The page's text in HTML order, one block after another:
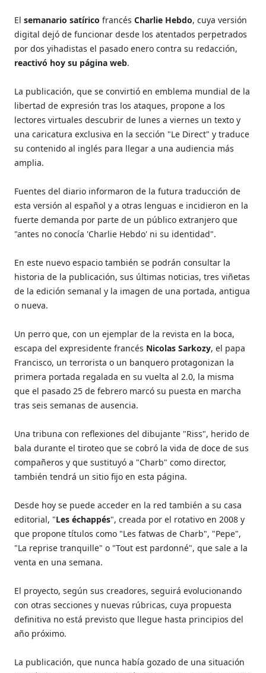
El semanario satíricofrancésCharlie Hebdo, cuya versión
digital dejó de funcionar desde los atentados perpetrados
por dos yihadistas el pasado enero contra su redacción,
reactivó hoy su página web.
La publicación, que se convirtió en emblema mundial de la
libertad de expresión tras los ataques, propone a los
lectores virtuales descubrir de lunes a viernes un texto y
una caricatura exclusiva en la sección "Le Direct" y traduce
su contenido al inglés para llegar a una audiencia más
amplia.
Fuentes del diario informaron de la futura traducción de
esta versión al español y a otras lenguas e incidieron en la
fuerte demanda por parte de un público extranjero que
"antes no conocía 'Charlie Hebdo' ni su identidad".
En este nuevo espacio también se podrán consultar la
historia de la publicación, sus últimas noticias, tres viñetas
de la edición semanal y la imagen de una portada, antigua
o nueva.
Un perro que, con un ejemplar de la revista en la boca,
escapa del expresidente francés Nicolas Sarkozy, el papa
Francisco, un terrorista o un banquero protagonizan la
primera portada regalada en su vuelta al 2.0, la misma
que el pasado 25 de febrero marcó su puesta en marcha
tras seis semanas de ausencia.
Una tribuna con reflexiones del dibujante "Riss", herido de
bala durante el tiroteo que se cobró la vida de doce de sus
compañeros y que sustituyó a "Charb" como director,
también tendrá un sitio fijo en esta página.
Desde hoy se puede acceder en la red también a su casa
editorial, "Les échappés", creada por el rotativo en 2008 y
que propone títulos como "Les fatwas de Charb", "Pepe",
"La reprise tranquille" o "Tout est pardonné", que sale a la
venta en una semana.
El proyecto, según sus creadores, seguirá evolucionando
con otras secciones y nuevas rúbricas, cuya propuesta
definitiva no está previsto que llegue hasta principios del
año próximo.
La publicación, que nunca había gozado de una situación